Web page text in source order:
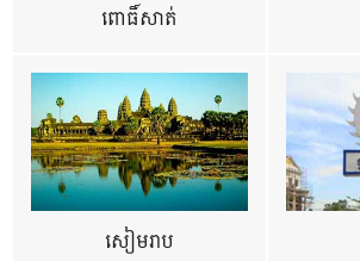
ពោធិ៍សាត់
សៀមរាប